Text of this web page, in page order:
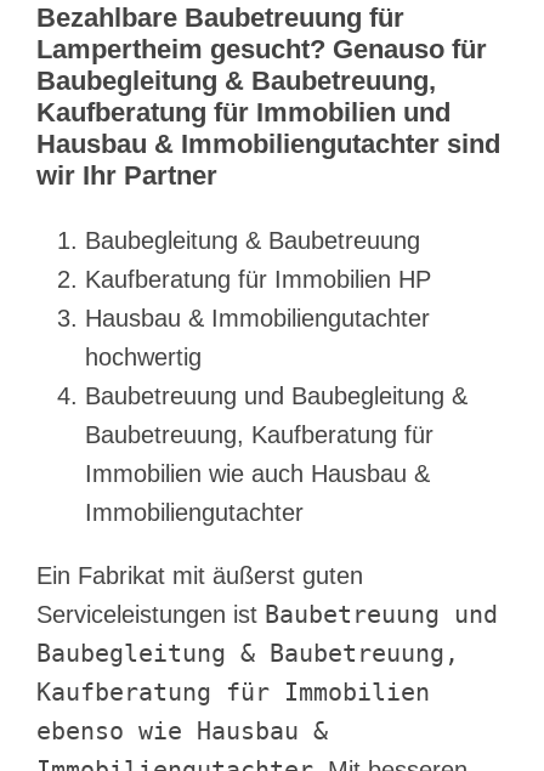
Bezahlbare Baubetreuung für
Lampertheim gesucht? Genauso für
Baubegleitung & Baubetreuung,
Kaufberatung für Immobilien und
Hausbau & Immobiliengutachter sind
wir Ihr Partner
Baubegleitung & Baubetreuung
Kaufberatung für Immobilien HP
Hausbau & Immobiliengutachter
hochwertig
Baubetreuung und Baubegleitung &
Baubetreuung, Kaufberatung für
Immobilien wie auch Hausbau &
Immobiliengutachter
Ein Fabrikat mit äußerst guten
Serviceleistungen ist Baubetreuung und
Baubegleitung & Baubetreuung,
Kaufberatung für Immobilien
ebenso wie Hausbau &